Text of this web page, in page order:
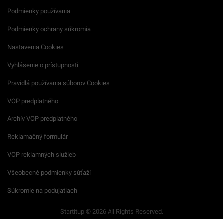
Podmienky používania
Podmienky ochrany súkromia
Nastavenia Cookies
Vyhlásenie o prístupnosti
Pravidlá používania súborov Cookies
VOP predplatného
Archív VOP predplatného
Reklamačný formulár
VOP reklamných služieb
Všeobecné podmienky súťaží
Súkromie na podujatiach
Startitup © 2026 All Rights Reserved.